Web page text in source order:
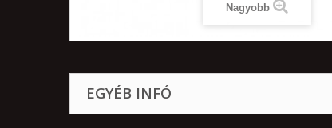
Nagyobb
EGYÉB INFÓ